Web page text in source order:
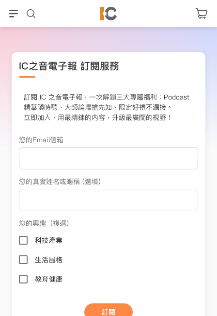
IC之音電子報 訂閱服務
訂閱 IC 之音電子報，一次解鎖三大專屬福利：Podcast
精華隨時聽、大師論壇搶先知、限定好禮不漏接。
立即加入，用最精鍊的內容，升級最廣闊的視野！
您的Email信箱
您的真實姓名或暱稱 (選填)
您的興趣（複選）
科技產業
生活風格
教育健康
訂閱